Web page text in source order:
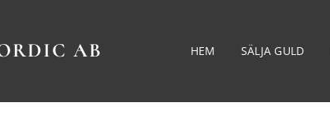
AB HEM SÄLJA GULD